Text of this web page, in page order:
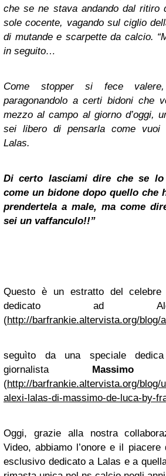
che se ne stava andando dal ritiro
sole cocente, vagando sul ciglio
di mutande e scarpette da calcio.
in seguito…
Come stopper si fece valere,
paragonandolo a certi bidoni che
mezzo al campo al giorno d’oggi,
sei libero di pensarla come vuoi
Lalas.
Di certo lasciami dire che se
come un bidone dopo quello che
prendertela a male, ma come
sei un vaffanculo!!”
Questo è un estratto del celebre
dedicato ad
(http://barfrankie.altervista.org/blog/
seguìto da una speciale
giornalista
(http://barfrankie.altervista.org/blog/
alexi-lalas-di-massimo-de-luca-by-
Oggi, grazie alla nostra
Video, abbiamo l’onore e il
esclusivo dedicato a Lalas e a